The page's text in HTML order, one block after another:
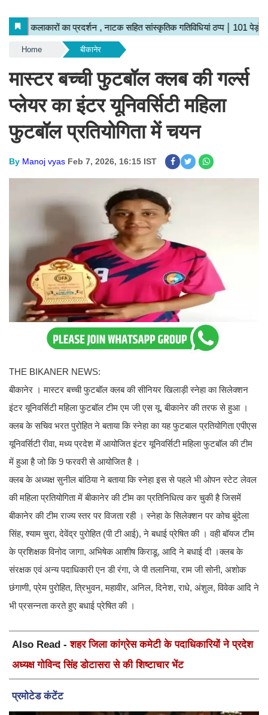
Home बीकानेर
मास्टर बच्ची फुटबॉल क्लब की गर्ल्स
प्लेयर का इंटर यूनिवर्सिटी महिला
फुटबॉल प्रतियोगिता में चयन
By Manoj vyas Feb 7, 2026, 16:15 IST
THE BIKANER NEWS:
बीकानेर । मास्टर बच्ची फुटबॉल क्लब की सीनियर खिलाड़ी स्नेहा का सिलेक्शन
इंटर यूनिवर्सिटी महिला फुटबॉल टीम एम जी एस यू, बीकानेर की तरफ से हुआ ।
क्लब के सचिव भरत पुरोहित ने बताया कि स्नेहा का यह फुटबाल प्रतियोगिता एपीएस
यूनिवर्सिटी रीवा, मध्य प्रदेश में आयोजित इंटर यूनिवर्सिटी महिला फुटबॉल की टीम
में हुआ है जो कि 9 फरवरी से आयोजित है ।
क्लब के अध्यक्ष सुनील बांठिया ने बताया कि स्नेहा इस से पहले भी ओपन स्टेट लेवल
की महिला प्रतियोगिता में बीकानेर की टीम का प्रतिनिधित्व कर चुकी है जिसमें
बीकानेर की टीम राज्य स्तर पर विजता रही । स्नेहा के सिलेक्शन पर कोच बुंदेला
सिंह, श्याम चुरा, देवेंद्र पुरोहित (पी टी आई), ने बधाई प्रेषित की । वही बॉयज टीम
के प्रशिक्षक विनोद जागा, अभिषेक आशीष किराडू, आदि ने बधाई दी ।क्लब के
संरक्षक एवं अन्य पदाधिकारी एन डी रंगा, जे पी तलानिया, राम जी सोनी, अशोक
छंगाणी, प्रेम पुरोहित, त्रिभुवन, महावीर, अनिल, दिनेश, राधे, अंशुल, विवेक आदि ने
भी प्रसन्नता करते हुए बधाई प्रेषित की ।
Also Read -शहर जिला कांग्रेस कमेटी के पदाधिकारियों ने प्रदेश
अध्यक्ष गोविन्द सिंह डोटासरा से की शिष्टाचार भेंट